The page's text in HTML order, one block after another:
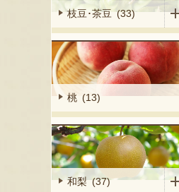
枝豆･茶豆 (33)
桃 (13)
和梨 (37)